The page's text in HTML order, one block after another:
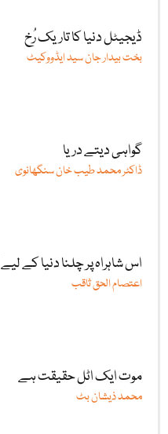
ڈیجیٹل دنیا کا تاریک رُخ
بخت بیدار جان سید ایڈووکیٹ
گواہی دیتے دریا
ڈاکٹر محمد طیب خان سنگھانوی
اس شاہراہ پر چلنا دنیا کے
اعتصام الحق ثاقب
موت ایک اٹل حقیقت ہے
محمد ذیشان بٹ